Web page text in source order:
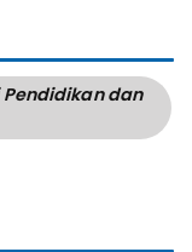
Pendidikan dan